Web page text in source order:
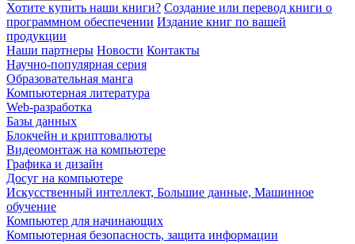
Хотите купить наши книги? Создание или перевод книги о
программном обеспечении Издание книг по вашей
продукции
Наши партнеры Новости Контакты
Научно-популярная серия
Образовательная манга
Компьютерная литература
Web-разработка
Базы данных
Блокчейн и криптовалюты
Видеомонтаж на компьютере
Графика и дизайн
Досуг на компьютере
Искусственный интеллект, Большие данные, Машинное
обучение
Компьютер для начинающих
Компьютерная безопасность, защита информации